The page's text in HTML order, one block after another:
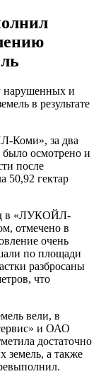
нарушенных и
в результате
Коми», за два
было осмотрено и
после
50,92 гектар
в «ЛУКОЙЛ-
отмечено в
очень
по площади
разбросаны
что
вели, в
и ОАО
достаточно
земель, а также